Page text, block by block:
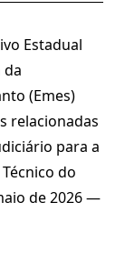
Estadual
da
(Emes)
relacionadas
para a
do
de 2026 —